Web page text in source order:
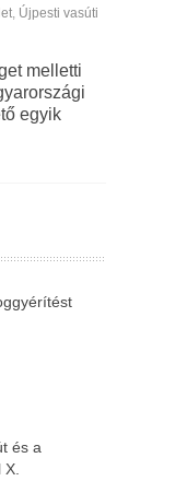
, Újpesti vasúti
melletti
egyik
és a